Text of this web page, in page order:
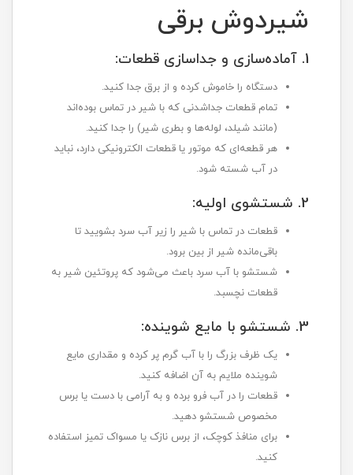
شیردوش برقی
1. آماده‌سازی و جداسازی قطعات:
دستگاه را خاموش کرده و از برق جدا کنید.
تمام قطعات جداشدنی که با شیر در تماس بوده‌اند
(مانند شیلد، لوله‌ها و بطری شیر) را جدا کنید.
هر قطعه‌ای که موتور یا قطعات الکترونیکی دارد، نباید
در آب شسته شود.
2. شستشوی اولیه:
قطعات در تماس با شیر را زیر آب سرد بشویید تا
باقی‌مانده شیر از بین برود.
شستشو با آب سرد باعث می‌شود که پروتئین شیر به
قطعات نچسبد.
3. شستشو با مایع شوینده:
یک ظرف بزرگ را با آب گرم پر کرده و مقداری مایع
شوینده ملایم به آن اضافه کنید.
قطعات را در آب فرو برده و به آرامی با دست یا برس
مخصوص شستشو دهید.
برای منافذ کوچک، از برس نازک یا مسواک تمیز استفاده
کنید.